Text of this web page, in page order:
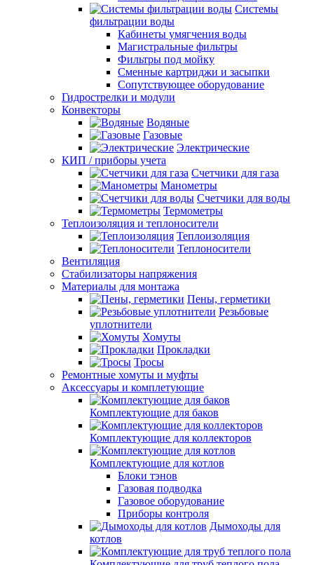
Системы
фильтрации воды
Кабинеты умягчения воды
Магистральные фильтры
Фильтры под мойку
Сменные картриджи и засыпки
Сопутствующее оборудование
Гидрострелки и модули
Конвекторы
Водяные
Газовые
Электрические
КИП / приборы учета
Счетчики для газа
Манометры
Счетчики для воды
Термометры
Теплоизоляция и теплоносители
Теплоизоляция
Теплоносители
Вентиляция
Стабилизаторы напряжения
Материалы для монтажа
Пены, герметики
Резьбовые
уплотнители
Хомуты
Прокладки
Тросы
Ремонтные хомуты и муфты
Аксессуары и комплетующие
Комплектующие для баков
Комплектующие для коллекторов
Комплектующие для котлов
Блоки тэнов
Газовая подводка
Газовое оборудование
Приборы контроля
Дымоходы для
котлов